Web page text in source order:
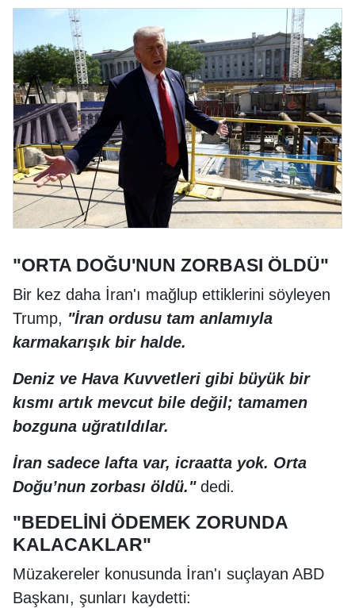
"ORTA DOĞU'NUN ZORBASI ÖLDÜ"
Bir kez daha İran'ı mağlup ettiklerini söyleyen
Trump, "İran ordusu tam anlamıyla
karmakarışık bir halde.
Deniz ve Hava Kuvvetleri gibi büyük bir
kısmı artık mevcut bile değil; tamamen
bozguna uğratıldılar.
İran sadece lafta var, icraatta yok. Orta
Doğu’nun zorbası öldü."dedi.
"BEDELİNİ ÖDEMEK ZORUNDA
KALACAKLAR"
Müzakereler konusunda İran'ı suçlayan ABD
Başkanı, şunları kaydetti: